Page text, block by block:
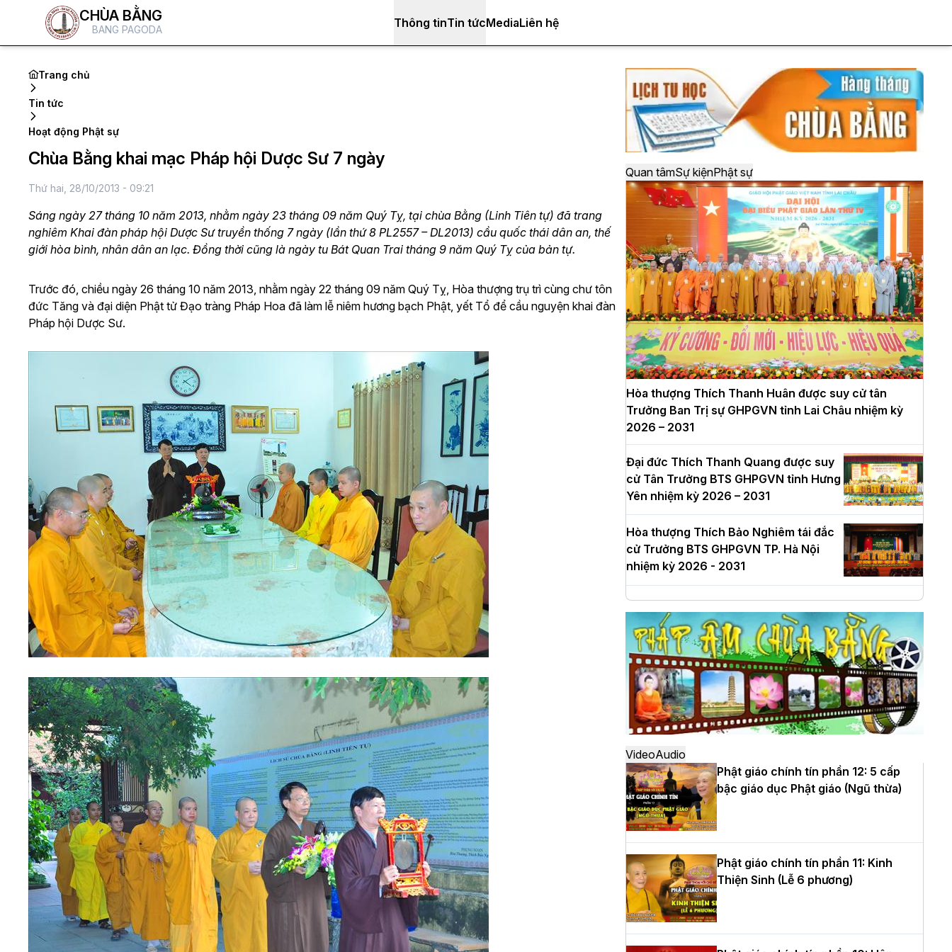
CHÙA BẰNG
BANG PAGODA Thông tinTin tứcMediaLiên hệ
Trang chủ
Tin tức
Hoạt động Phật sự
Chùa Bằng khai mạc Pháp hội Dược Sư 7 ngày
Thứ hai, 28/10/2013 - 09:21
Sáng ngày 27 tháng 10 năm 2013, nhằm ngày 23 tháng 09 năm Quý Tỵ, tại chùa Bằng (Linh Tiên tự) đã trang
nghiêm Khai đàn pháp hội Dược Sư truyền thống 7 ngày (lần thứ 8 PL2557 – DL2013) cầu quốc thái dân an, thế
giới hòa bình, nhân dân an lạc. Đồng thời cũng là ngày tu Bát Quan Trai tháng 9 năm Quý Tỵ của bản tự.
Trước đó, chiều ngày 26 tháng 10 năm 2013, nhằm ngày 22 tháng 09 năm Quý Tỵ, Hòa thượng trụ trì cùng chư tôn
đức Tăng và đại diện Phật tử Đạo tràng Pháp Hoa đã làm lễ niêm hương bạch Phật, yết Tổ để cầu nguyện khai đàn
Pháp hội Dược Sư.
Quan tâmSự kiệnPhật sự
Hòa thượng Thích Thanh Huân được suy cử tân
Trưởng Ban Trị sự GHPGVN tỉnh Lai Châu nhiệm kỳ
2026 – 2031
Đại đức Thích Thanh Quang được suy
cử Tân Trưởng BTS GHPGVN tỉnh Hưng
Yên nhiệm kỳ 2026 – 2031
Hòa thượng Thích Bảo Nghiêm tái đắc
cử Trưởng BTS GHPGVN TP. Hà Nội
nhiệm kỳ 2026 - 2031
Hà Nội: Long trọng lễ khởi công xây
dựng Trung tâm văn hóa Phật giáo Thủ
đô
Hà Nội: Ngày tu học cuối cùng khép lại
khóa sinh hoạt Phật pháp mùa hè lần
thứ XIV tại chùa Bằng
Học yêu thương trong ngày tu tập thứ
tư của Khóa sinh hoạt Phật pháp mùa
hè tại chùa Bằng
HT.Thích Thọ Lạc được suy cử làm tân
Trưởng BTS GHPGVN tỉnh Nghệ An
VideoAudio
Phật giáo chính tín phần 12: 5 cấp
bậc giáo dục Phật giáo (Ngũ thừa)
Phật giáo chính tín phần 11: Kinh
Thiện Sinh (Lễ 6 phương)